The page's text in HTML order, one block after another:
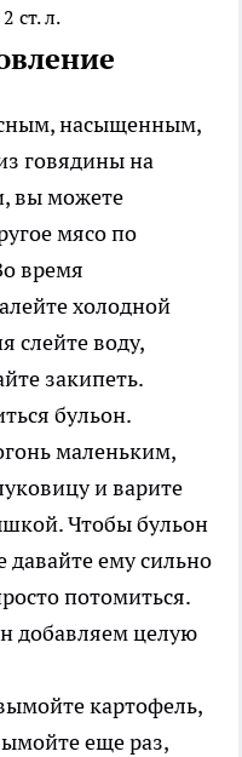
2 ст. л.
насыщенным,
говядины на
вы можете
мясо по
время
холодной
слейте воду,
закипеть.
маленьким,
и варите
Чтобы бульон
ему сильно
потомиться.
картофель,
еще раз,